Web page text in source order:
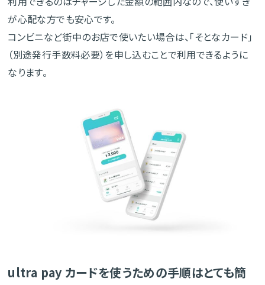
が心配な方でも安心です。
コンビニなど街中のお店で使いたい場合は、「そとなカード」
（別途発行手数料必要）を申し込むことで利用できるように
なります。
ultra pay カードを使うための手順はとても簡